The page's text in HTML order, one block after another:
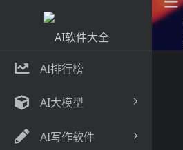
AI排行榜
AI大模型
AI写作软件